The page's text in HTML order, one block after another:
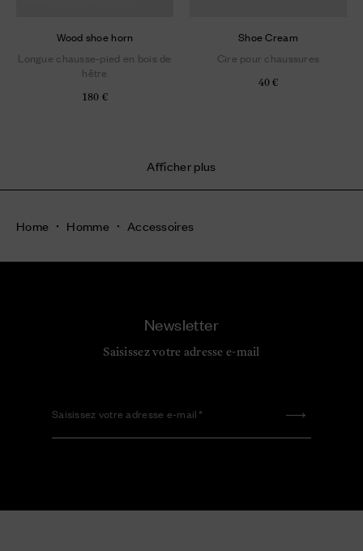
Wood shoe horn
Longue chausse-pied en bois de
hêtre
180 €
Shoe Cream
Cire pour chaussures
40 €
Afficher plus
Home Homme Accessoires
Newsletter
Saisissez votre adresse e-mail
Saisissez votre adresse e-mail